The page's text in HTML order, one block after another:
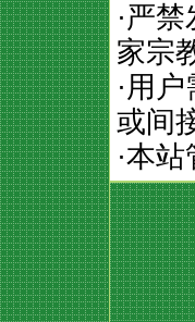
·严
家宗
·用
或间
·本